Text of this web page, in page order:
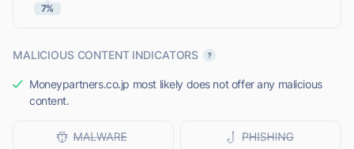
7%
MALICIOUS CONTENT INDICATORS
Moneypartners.co.jp most likely does not offer any malicious
content.